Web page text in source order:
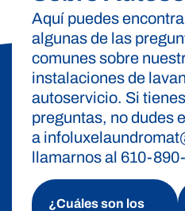
Aquí puedes
algunas de las
comunes sobre
instalaciones de
autoservicio. Si
preguntas, no dudes
a
llamarnos al 610-
¿Cuáles son los